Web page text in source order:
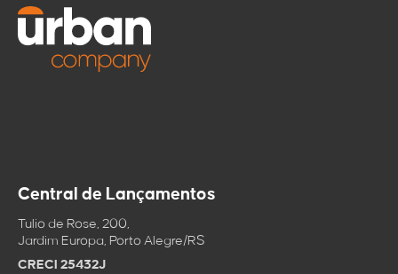
Compartilhar
imóvel
WhatsApp
Copiar link
clipboard
Tirar dúvidas
Central de Lançamentos
Tulio de Rose, 200,
Jardim Europa, Porto Alegre/RS
CRECI 25432J